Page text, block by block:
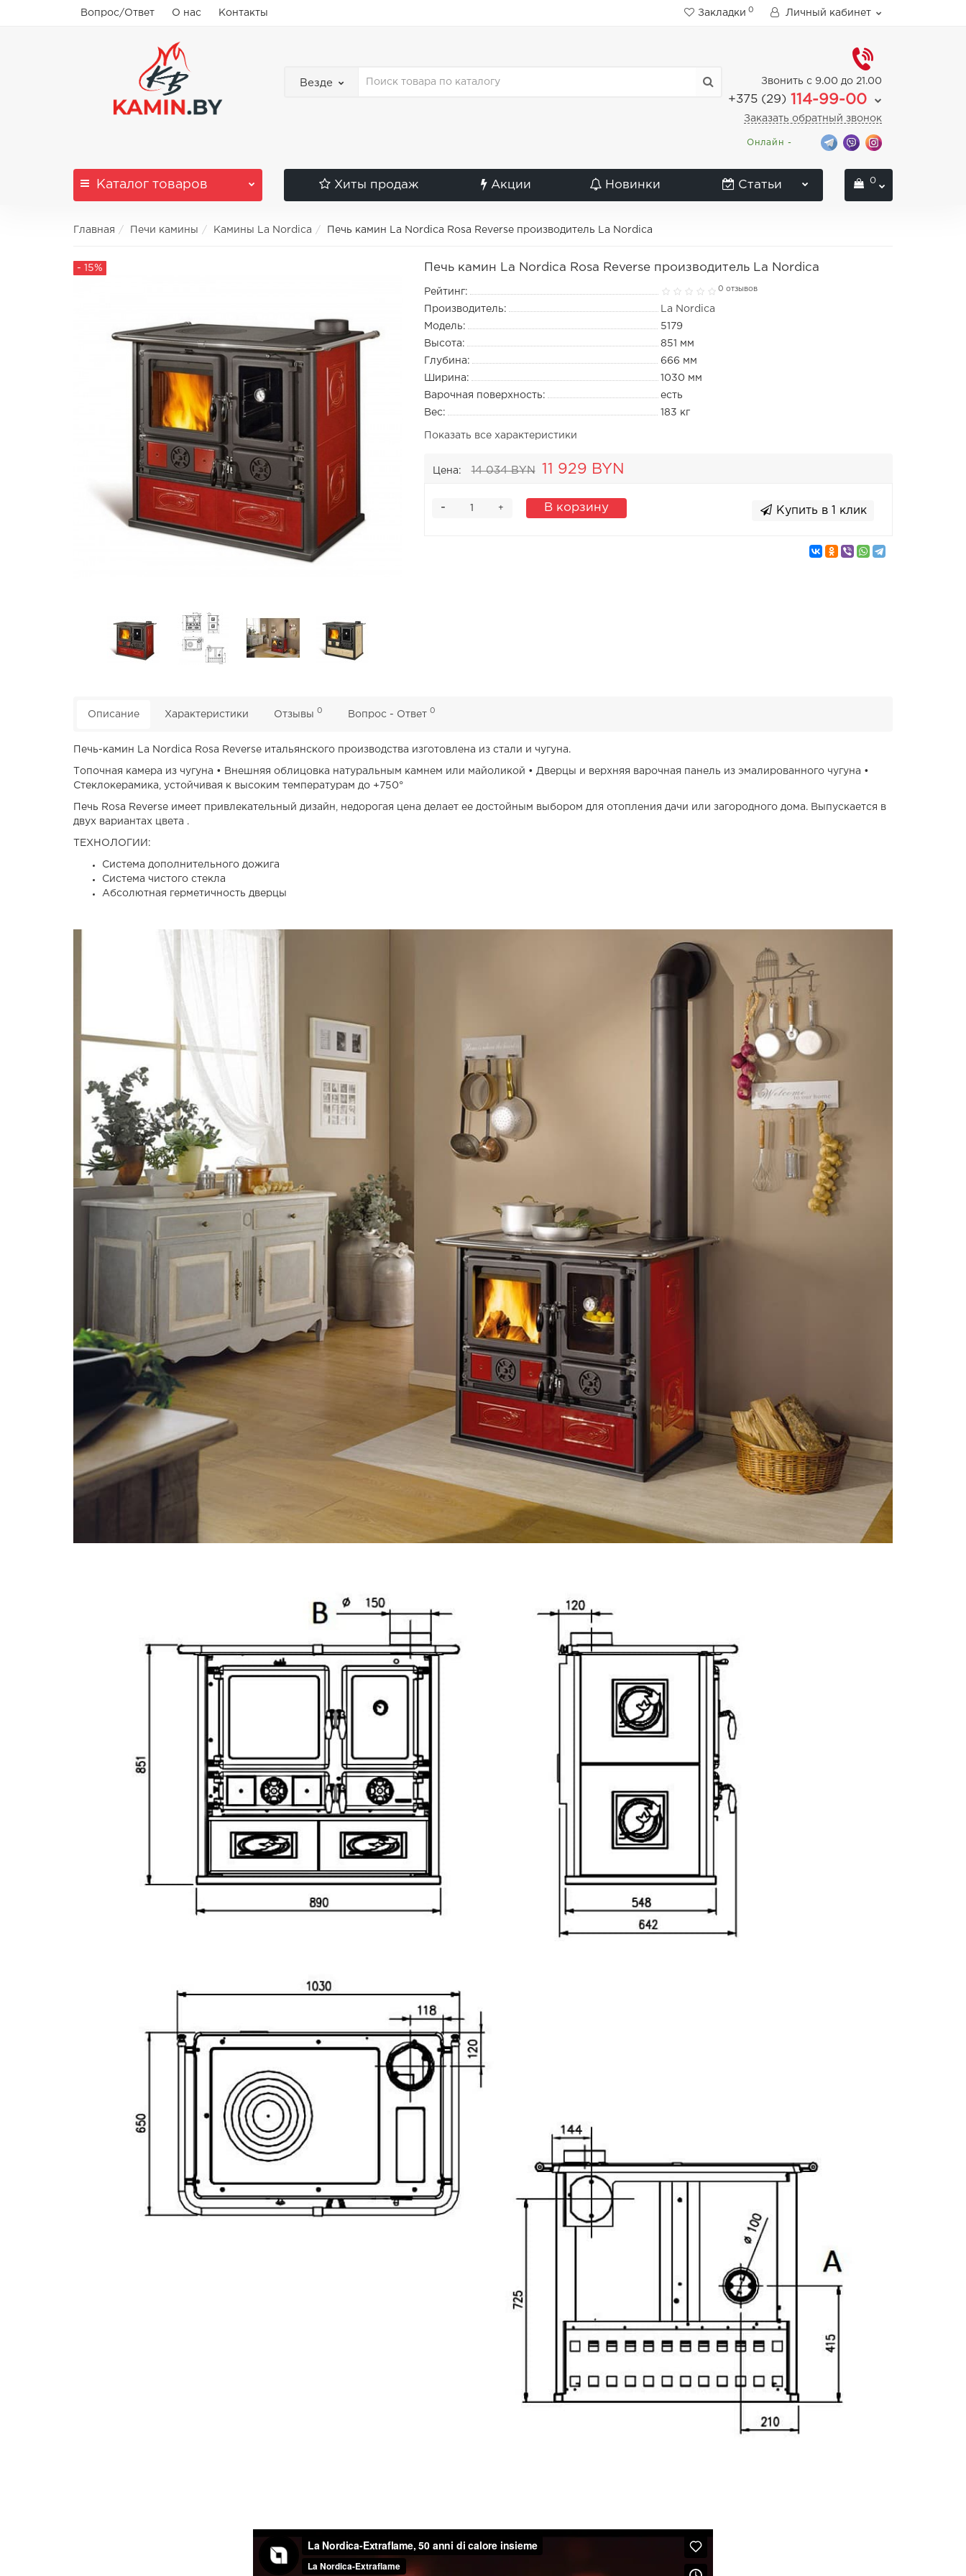
Вопрос/Ответ О нас Контакты Закладки 0 Личный кабинет
Везде Звонить с 9.00 до 21.00
+375 (29) 114-99-00
Заказать обратный звонок
Онлайн -
Каталог товаров Хиты продаж Акции Новинки Статьи 0
Главная Печи камины Камины La Nordica Печь камин La Nordica Rosa Reverse производитель La Nordica
- 15% Печь камин La Nordica Rosa Reverse производитель La Nordica
Рейтинг: 0 отзывов
Производитель:
La Nordica
Модель:
5179
Высота:
851 мм
Глубина:
666 мм
Ширина:
1030 мм
Варочная поверхность:
есть
Вес:
183 кг
Показать все характеристики
Цена: 14 034 BYN 11 929 BYN
+
- В корзину Купить в 1 клик
Описание Характеристики Отзывы 0 Вопрос - Ответ 0
Печь-камин La Nordica Rosa Reverse итальянского производства изготовлена из стали и чугуна.
Топочная камера из чугуна • Внешняя облицовка натуральным камнем или майоликой • Дверцы и верхняя варочная панель из эмалированного чугуна •
Стеклокерамика, устойчивая к высоким температурам до +750°
Печь Rosa Reverse имеет привлекательный дизайн, недорогая цена делает ее достойным выбором для отопления дачи или загородного дома. Выпускается в
двух вариантах цвета .
ТЕХНОЛОГИИ:
Система дополнительного дожига
Система чистого стекла
Абсолютная герметичность дверцы